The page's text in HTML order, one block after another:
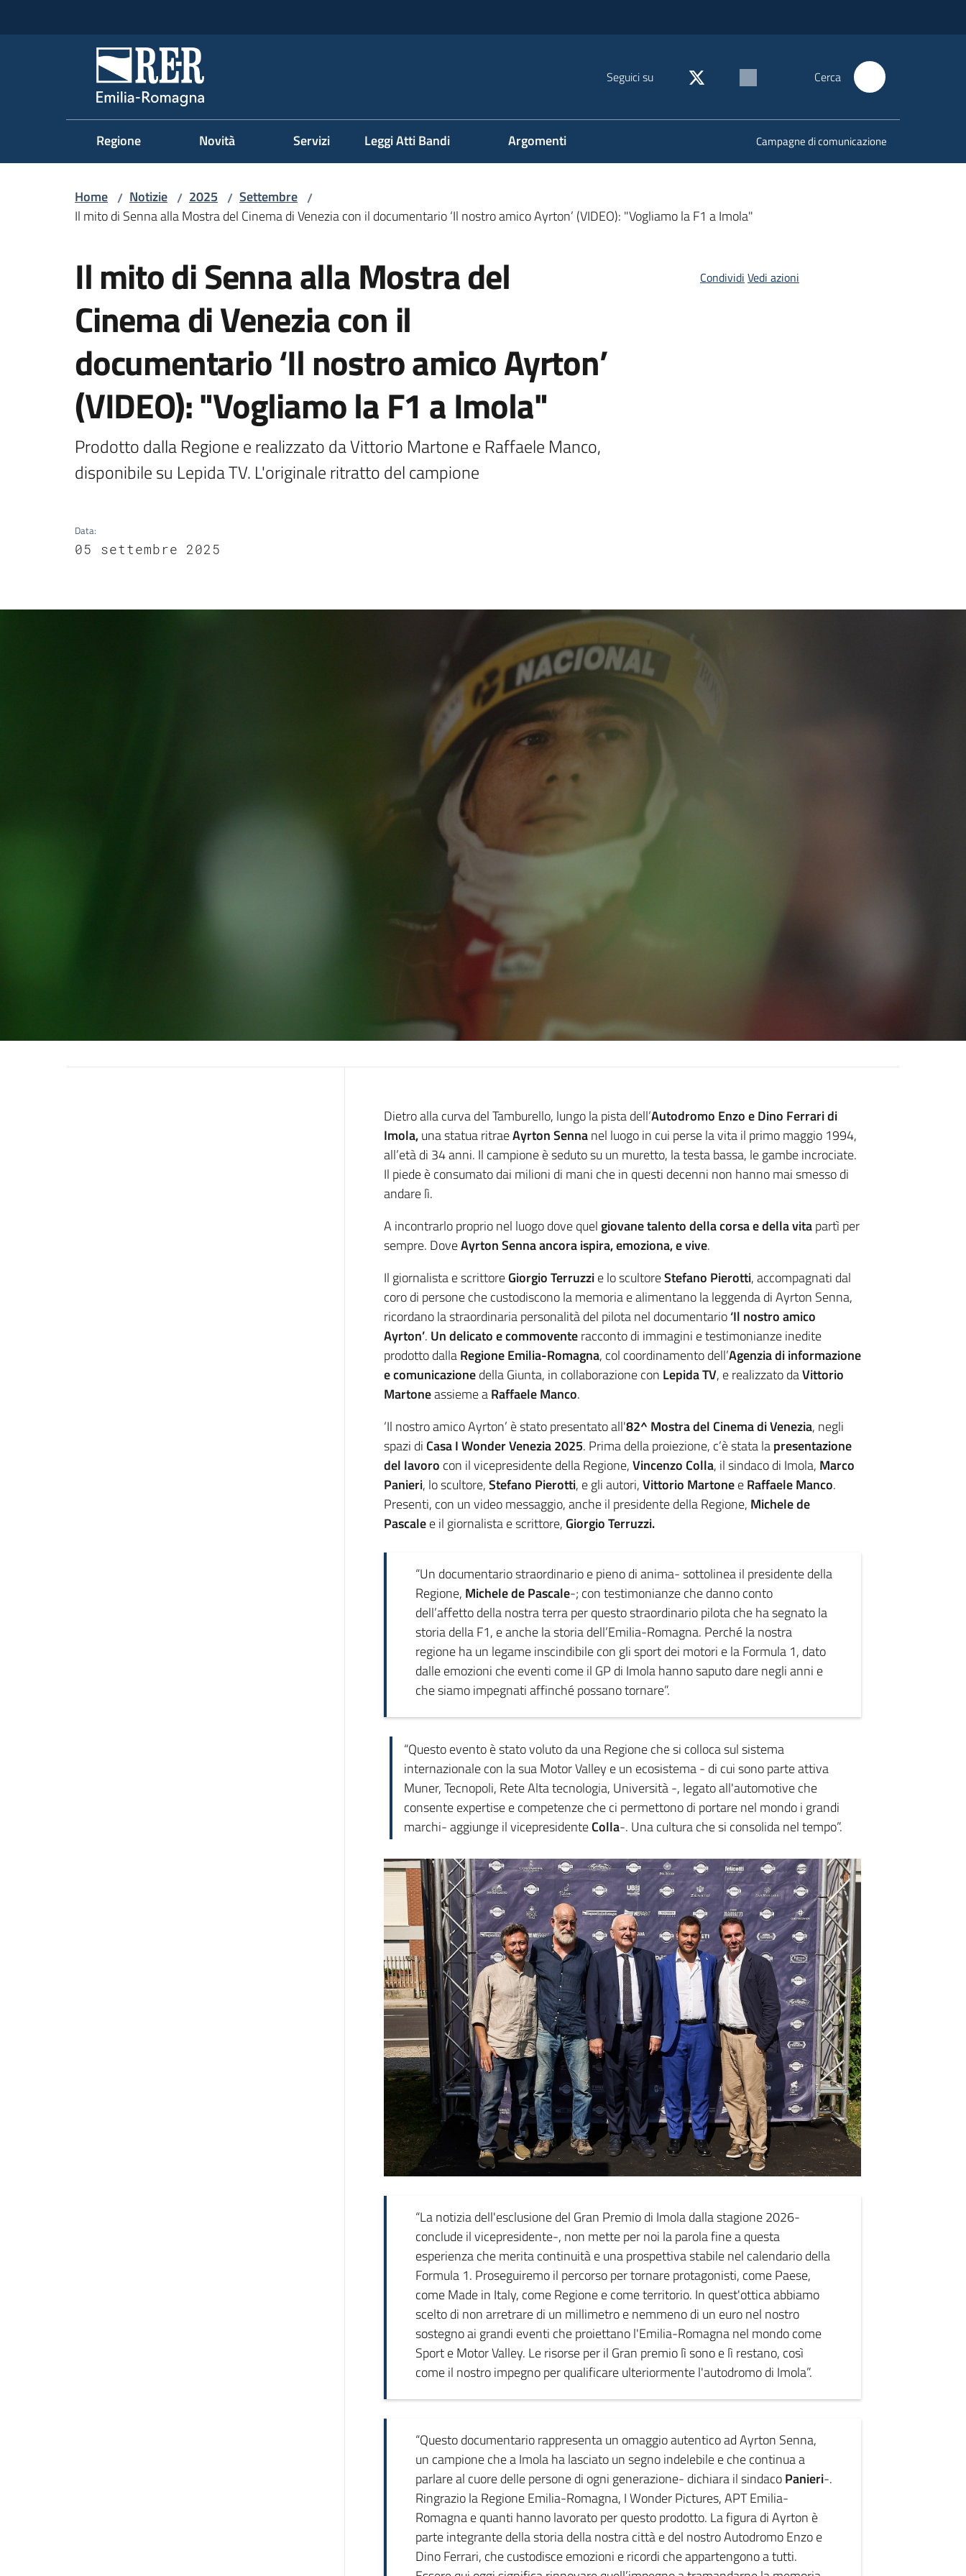
Regione Emilia-Romagna Seguici su Cerca
Regione Novità Servizi Leggi Atti Bandi Argomenti Campagne di comunicazione
Home / Notizie / 2025 / Settembre /
Il mito di Senna alla Mostra del Cinema di Venezia con il documentario ‘Il nostro amico Ayrton’ (VIDEO): "Vogliamo la F1 a Imola"
Il mito di Senna alla Mostra del
Cinema di Venezia con il
documentario ‘Il nostro amico Ayrton’
(VIDEO): "Vogliamo la F1 a Imola"
Prodotto dalla Regione e realizzato da Vittorio Martone e Raffaele Manco,
disponibile su Lepida TV. L'originale ritratto del campione
Data:
05 settembre 2025
Condividi Vedi azioni
Introduzione
Dietro alla curva del Tamburello, lungo la pista dell’Autodromo Enzo e Dino Ferrari di
Imola,una statua ritraeAyrton Sennanel luogo in cui perse la vita il primo maggio 1994,
all’età di 34 anni. Il campione è seduto su un muretto, la testa bassa, le gambe incrociate.
Il piede è consumato dai milioni di mani che in questi decenni non hanno mai smesso di
andare lì.
A incontrarlo proprio nel luogo dove quel giovane talento della corsa e della vitapartì per
sempre. DoveAyrton Senna ancora ispira, emoziona, e vive.
Il giornalista e scrittoreGiorgio Terruzzie lo scultoreStefano Pierotti, accompagnati dal
coro di persone che custodiscono la memoria e alimentano la leggenda di Ayrton Senna,
ricordano la straordinaria personalità del pilota nel documentario‘Il nostro amico
Ayrton’. Undelicato e commoventeracconto di immagini e testimonianze inedite
prodotto dallaRegione Emilia-Romagna, col coordinamento dell’Agenzia di informazione
e comunicazionedella Giunta, in collaborazione con Lepida TV, e realizzato daVittorio
Martoneassieme aRaffaele Manco.
‘Il nostro amico Ayrton’ è stato presentato all'82^ Mostra del Cinema di Venezia, negli
spazi di Casa I Wonder Venezia 2025. Prima della proiezione, c’è stata lapresentazione
del lavoro con il vicepresidente della Regione,Vincenzo Colla, il sindaco di Imola, Marco
Panieri, lo scultore,Stefano Pierotti, e gli autori,Vittorio MartoneeRaffaele Manco.
Presenti, con un video messaggio, anche il presidente della Regione, Michele de
Pascalee il giornalista e scrittore, Giorgio Terruzzi.
“Un documentario straordinario e pieno di anima- sottolinea il presidente della
Regione, Michele de Pascale-; con testimonianze che danno conto
dell’affetto della nostra terra per questo straordinario pilota che ha segnato la
storia della F1, e anche la storia dell’Emilia-Romagna. Perché la nostra
regione ha un legame inscindibile con gli sport dei motori e la Formula 1, dato
dalle emozioni che eventi come il GP di Imola hanno saputo dare negli anni e
che siamo impegnati affinché possano tornare”.
“Questo evento è stato voluto da una Regione che si colloca sul sistema
internazionale con la sua Motor Valley e un ecosistema - di cui sono parte attiva
Muner, Tecnopoli, Rete Alta tecnologia, Università -, legato all'automotive che
consente expertise e competenze che ci permettono di portare nel mondo i grandi
marchi- aggiunge il vicepresidenteColla-. Una cultura che si consolida nel tempo”.
“La notizia dell'esclusione del Gran Premio di Imola dalla stagione 2026-
conclude il vicepresidente-, non mette per noi la parola fine a questa
esperienza che merita continuità e una prospettiva stabile nel calendario della
Formula 1. Proseguiremo il percorso per tornare protagonisti, come Paese,
come Made in Italy, come Regione e come territorio. In quest'ottica abbiamo
scelto di non arretrare di un millimetro e nemmeno di un euro nel nostro
sostegno ai grandi eventi che proiettano l'Emilia-Romagna nel mondo come
Sport e Motor Valley. Le risorse per il Gran premio lì sono e lì restano, così
come il nostro impegno per qualificare ulteriormente l'autodromo di Imola”.
“Questo documentario rappresenta un omaggio autentico ad Ayrton Senna,
un campione che a Imola ha lasciato un segno indelebile e che continua a
parlare al cuore delle persone di ogni generazione- dichiara il sindacoPanieri-.
Ringrazio la Regione Emilia-Romagna, I Wonder Pictures, APT Emilia-
Romagna e quanti hanno lavorato per questo prodotto. La figura di Ayrton è
parte integrante della storia della nostra città e del nostro Autodromo Enzo e
Dino Ferrari, che custodisce emozioni e ricordi che appartengono a tutti.